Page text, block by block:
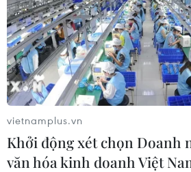
vietnamplus.vn
Khởi động xét chọn Doanh
văn hóa kinh doanh Việt